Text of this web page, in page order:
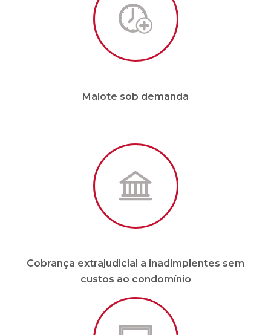
Malote sob demanda
Cobrança extrajudicial a inadimplentes sem
custos ao condomínio
Site e APP em tempo real